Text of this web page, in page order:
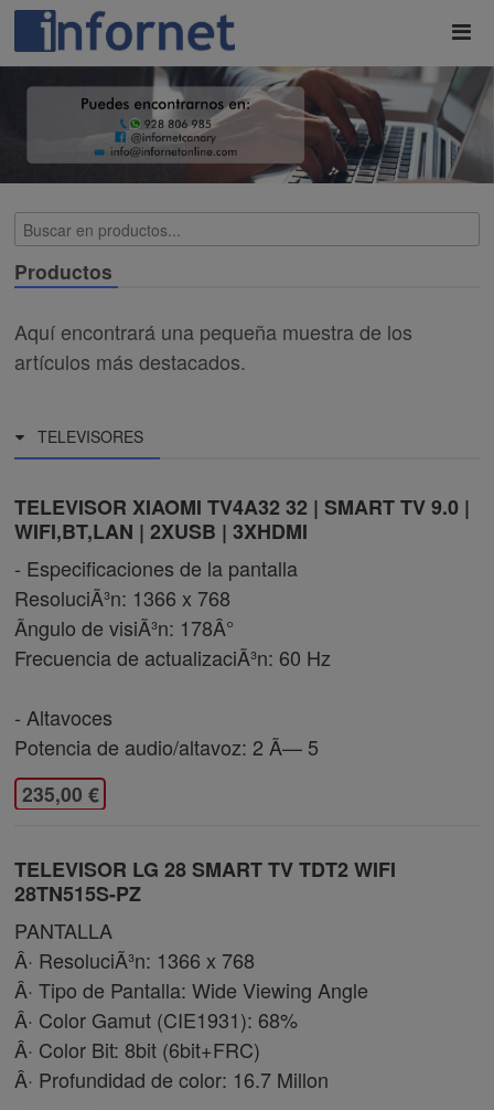
Productos
Aquí encontrará una pequeña muestra de los
artículos más destacados.
TELEVISORES
TELEVISOR XIAOMI TV4A32 32 | SMART TV 9.0 |
WIFI,BT,LAN | 2XUSB | 3XHDMI
- Especificaciones de la pantalla
ResoluciÃ³n: 1366 x 768
Ãngulo de visiÃ³n: 178Â°
Frecuencia de actualizaciÃ³n: 60 Hz
- Altavoces
Potencia de audio/altavoz: 2 Ã— 5
235,00 €
TELEVISOR LG 28 SMART TV TDT2 WIFI
28TN515S-PZ
PANTALLA
Â· ResoluciÃ³n: 1366 x 768
Â· Tipo de Pantalla: Wide Viewing Angle
Â· Color Gamut (CIE1931): 68%
Â· Color Bit: 8bit (6bit+FRC)
Â· Profundidad de color: 16.7 Millon